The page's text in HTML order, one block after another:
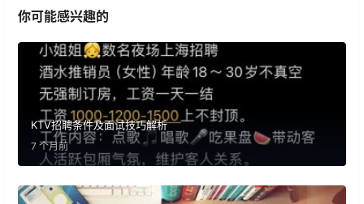
你可能感兴趣的
KTV招聘条件及面试技巧解析
7 个月前